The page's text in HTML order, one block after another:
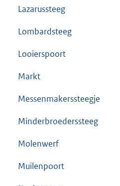
Lazarussteeg
Lombardsteeg
Looierspoort
Markt
Messenmakerssteegje
Minderbroederssteeg
Molenwerf
Muilenpoort